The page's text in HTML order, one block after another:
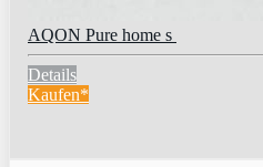
AQON Pure home s
Details
Kaufen*